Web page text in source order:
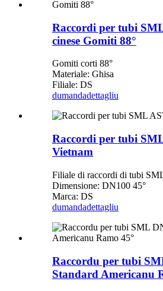
Raccordi per tubi
cinese Gomiti 88°
Gomiti corti 88°
Materiale: Ghisa
Filiale: DS
dumandadettagliu
Raccordi per tubi
Vietnam
Filiale di raccordi di tubi
Dimensione: DN100 45°
Marca: DS
dumandadettagliu
Raccordu per tubi
Standard Americanu